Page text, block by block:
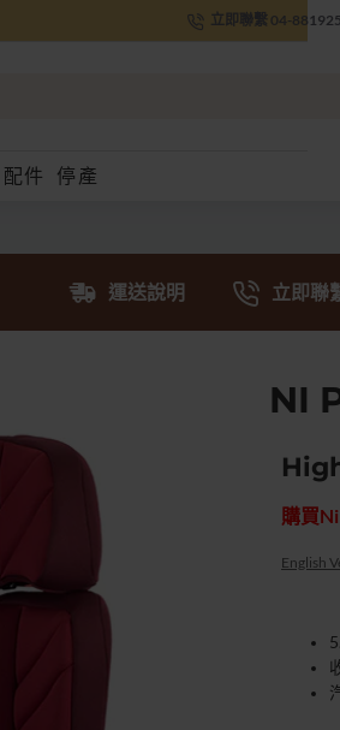
立即聯繫 04-
配件 停產
運送說明 立即聯
NI
購買
English